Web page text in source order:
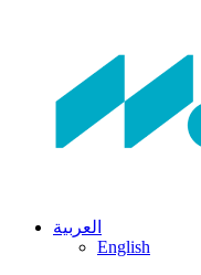
العربية
English